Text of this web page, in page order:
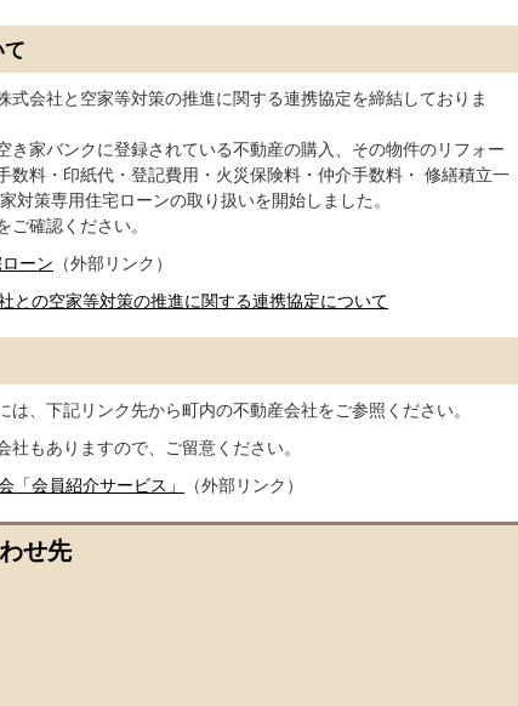
会社と空家等対策の推進に関する連携協定を締結しておりま
き家バンクに登録されている不動産の購入、その物件のリフォー
数料・印紙代・登記費用・火災保険料・仲介手数料・ 修繕積立一
対策専用住宅ローンの取り扱いを開始しました。
確認ください。
ーン （外部リンク）
との空家等対策の推進に関する連携協定について
、下記リンク先から町内の不動産会社をご参照ください。
もありますので、ご留意ください。
「会員紹介サービス」
（外部リンク）
せ先